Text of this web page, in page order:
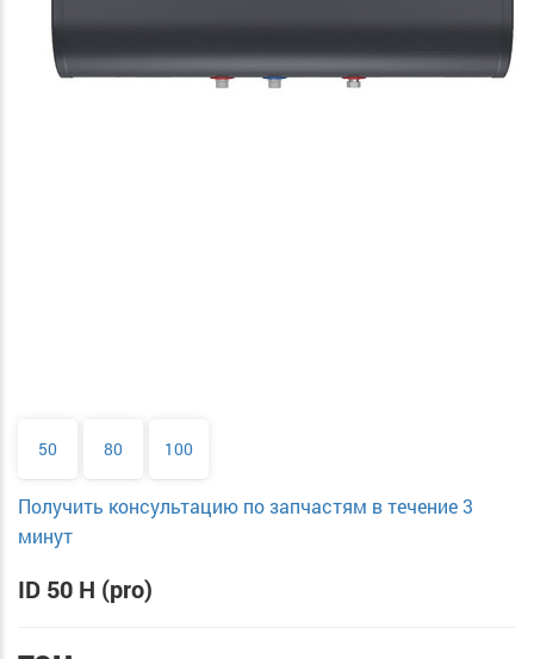
50 80 100
Получить консультацию по запчастям в течение 3
минут
ID 50 H (pro)